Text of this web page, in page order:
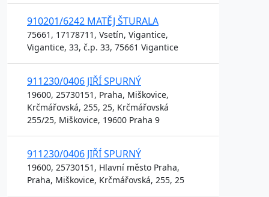
910201/6242 MATĚJ ŠTURALA
75661, 17178711, Vsetín, Vigantice,
Vigantice, 33, č.p. 33, 75661 Vigantice
911230/0406 JIŘÍ SPURNÝ
19600, 25730151, Praha, Miškovice,
Krčmářovská, 255, 25, Krčmářovská
255/25, Miškovice, 19600 Praha 9
911230/0406 JIŘÍ SPURNÝ
19600, 25730151, Hlavní město Praha,
Praha, Miškovice, Krčmářovská, 255, 25